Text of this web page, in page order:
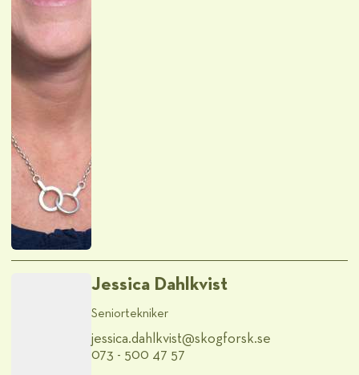
Jessica Dahlkvist
Seniortekniker
jessica.dahlkvist@​skogforsk.se
073 - 500 47 57